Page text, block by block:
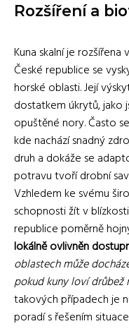
Rozšíření a
Kuna skalní je rozšířena
České republice se
horské oblasti. Její
dostatkem úkrytů, jako
opuštěné nory. Často
kde nachází snadný
druh a dokáže se
potravu tvoří drobní
Vzhledem ke svému
schopnosti žít v
republice poměrně
lokálně ovlivněn
oblastech může
pokud kuny loví drůbež
takových případech je
poradí s řešením